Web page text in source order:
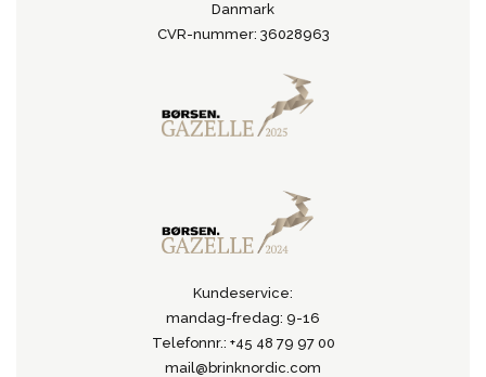
Danmark
CVR-nummer: 36028963
Kundeservice:
mandag-fredag: 9-16
Telefonnr.: +45 48 79 97 00
mail@brinknordic.com